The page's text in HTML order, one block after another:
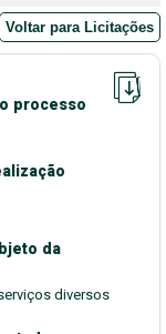
Voltar para Licitações
processo
da
diversos